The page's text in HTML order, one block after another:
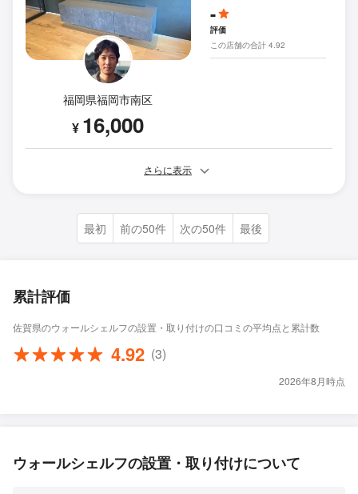
福岡県福岡市南区
¥ 16,000
-
評価
この店舗の合計 4.92
さらに表示
最初 前の50件 次の50件 最後
累計評価
佐賀県のウォールシェルフの設置・取り付けの口コミの平均点と累計数
4.92 (3)
2026年8月時点
ウォールシェルフの設置・取り付けについて